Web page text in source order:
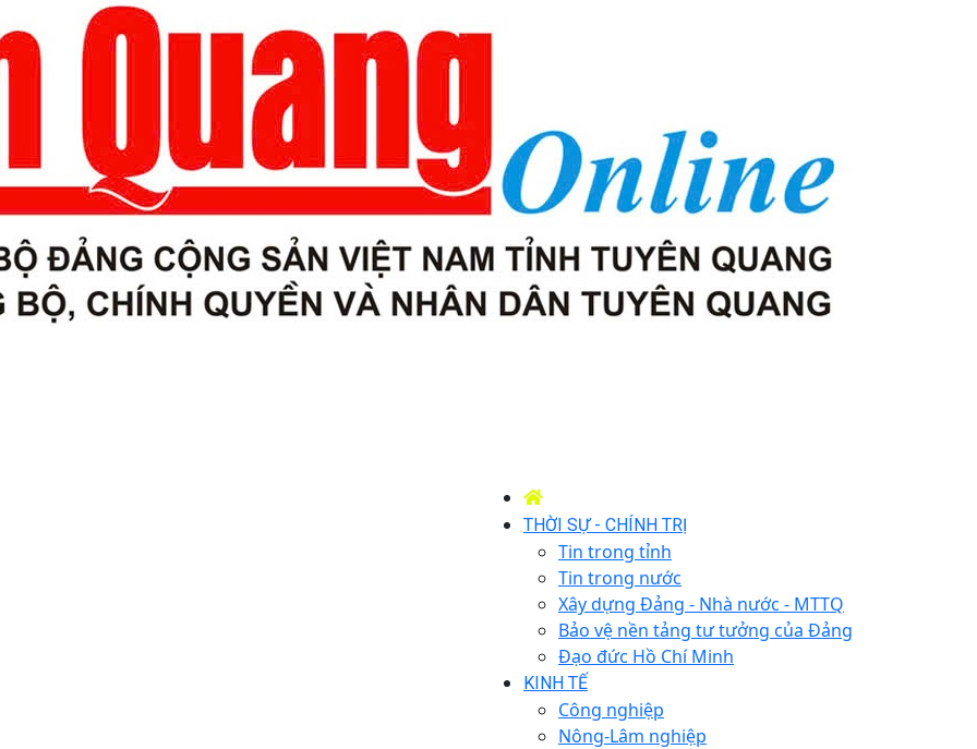
THỜI SỰ - CHÍNH TRỊ
Tin trong tỉnh
Tin trong nước
Xây dựng Đảng - Nhà nước - MTTQ
Bảo vệ nền tảng tư tưởng của Đảng
Đạo đức Hồ Chí Minh
KINH TẾ
Công nghiệp
Nông-Lâm nghiệp